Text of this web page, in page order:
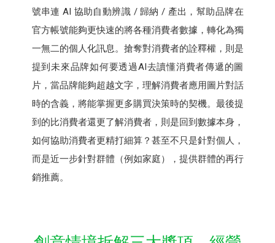
號串連 AI 協助自動辨識 / 歸納 / 產出，幫助品牌在
官方帳號能夠更快速的將各種消費者數據，轉化為獨
一無二的個人化訊息。搶奪對消費者的詮釋權，則是
提到未來品牌如何要透過AI去讀懂消費者傳遞的圖
片，當品牌能夠超越文字，理解消費者應用圖片對話
時的含義，將能掌握更多購買決策時的契機。最後提
到的比消費者還更了解消費者，則是回到數據本身，
如何協助消費者更精打細算？甚至不只是針對個人，
而是近一步針對群體（例如家庭），提供群體的再行
銷推薦。